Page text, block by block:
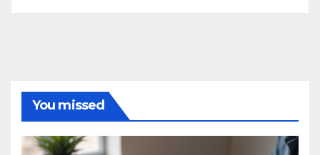
You missed